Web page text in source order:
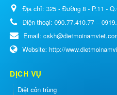
Địa chỉ: 325 - Đường 8 - P.11 -
Điện thoại: 090.77.410.77 –
Email:
Website: http://
DỊCH VỤ
Diệt côn trùng